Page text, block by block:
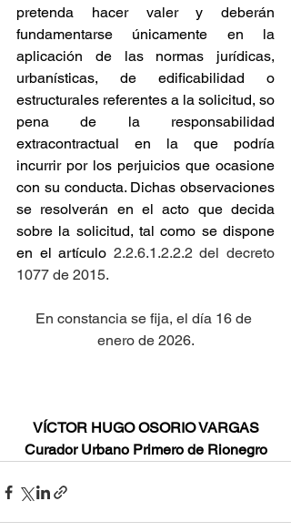
pretenda hacer valer y deberán
fundamentarse únicamente en la
aplicación de las normas jurídicas,
urbanísticas, de edificabilidad o
estructurales referentes a la solicitud, so
pena de la responsabilidad
extracontractual en la que podría
incurrir por los perjuicios que ocasione
con su conducta. Dichas observaciones
se resolverán en el acto que decida
sobre la solicitud, tal como se dispone
en el artículo 2.2.6.1.2.2.2 del decreto
1077 de 2015.
En constancia se fija, el día 16 de
enero de 2026.
VÍCTOR HUGO OSORIO VARGAS
Curador Urbano Primero de Rionegro